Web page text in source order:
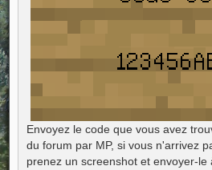
Envoyez le code que vous avez
du forum par MP, si vous n'arrivez
prenez un screenshot et envoyer-le